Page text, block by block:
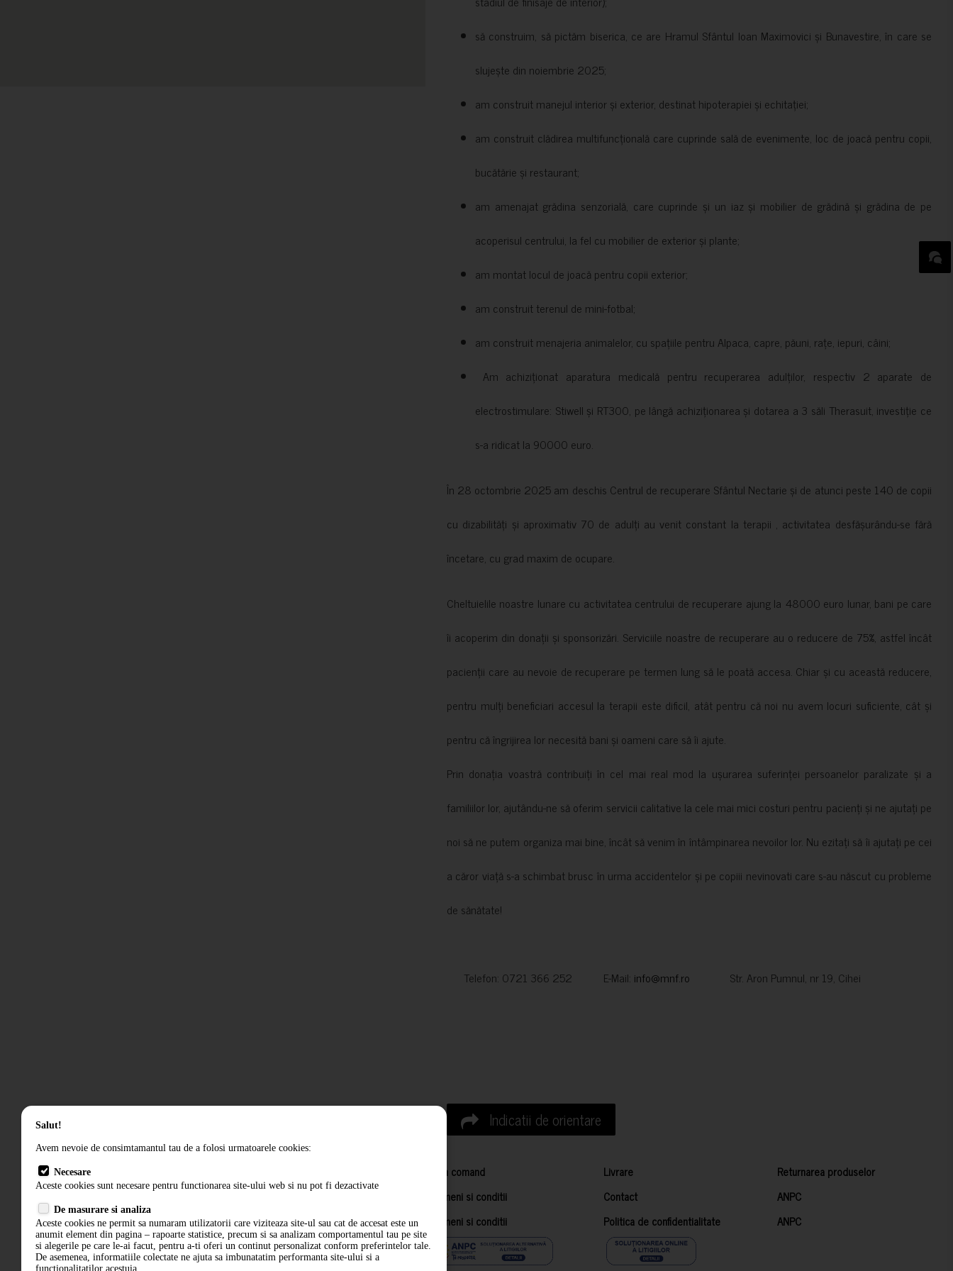
să construim, să pictăm biserica, ce are Hramul Sfântul Ioan Maximovici și Bunavestire, în care se
slujește din noiembrie 2025;
am construit manejul interior și exterior, destinat hipoterapiei și echitației;
am construit clădirea multifuncțională care cuprinde sală de evenimente, loc de joacă pentru copii,
bucătărie și restaurant;
am amenajat grădina senzorială, care cuprinde și un iaz și mobilier de grădină și grădina de pe
acoperisul centrului, la fel cu mobilier de exterior și plante;
am montat locul de joacă pentru copii exterior;
am construit terenul de mini-fotbal;
am construit menajeria animalelor, cu spațiile pentru Alpaca, capre, păuni, rațe, iepuri, câini;
Am achiziționat aparatura medicală pentru recuperarea adulților, respectiv 2 aparate de
electrostimulare: Stiwell și RT300, pe lângă achiziționarea și dotarea a 3 săli Therasuit, investiție ce
s-a ridicat la 90000 euro.
În 28 octombrie 2025 am deschis Centrul de recuperare Sfântul Nectarie și de atunci peste 140 de copii
cu dizabilități și aproximativ 70 de adulți au venit constant la terapii , activitatea desfășurându-se fără
încetare, cu grad maxim de ocupare.
Cheltuielile noastre lunare cu activitatea centrului de recuperare ajung la 48000 euro lunar, bani pe care
îi acoperim din donații și sponsorizări. Serviciile noastre de recuperare au o reducere de 75%, astfel încât
pacienții care au nevoie de recuperare pe termen lung să le poată accesa. Chiar și cu această reducere,
pentru mulți beneficiari accesul la terapii este dificil, atât pentru că noi nu avem locuri suficiente, cât și
pentru că îngrijirea lor necesită bani și oameni care să îi ajute.
Prin donația voastră contribuiți în cel mai real mod la ușurarea suferinței persoanelor paralizate și a
familiilor lor, ajutându-ne să oferim servicii calitative la cele mai mici costuri pentru pacienți și ne ajutați pe
noi să ne putem organiza mai bine, încât să venim în întâmpinarea nevoilor lor. Nu ezitați să îi ajutați pe cei
a căror viață s-a schimbat brusc în urma accidentelor și pe copiii nevinovati care s-au născut cu probleme
de sănătate!
Telefon: 0721 366 252 E-Mail: info@mnf.ro Str. Aron Pumnul, nr 19, Cihei
Indicatii de orientare
Cum comand Livrare
Returnarea produselor
Termeni si conditii
Contact
ANPC
Termeni si conditii
Politica de confidentialitate ANPC
Salut!
Avem nevoie de consimtamantul tau de a folosi urmatoarele cookies:
Necesare
Aceste cookies sunt necesare pentru functionarea site-ului web si nu pot fi dezactivate
De masurare si analiza
Aceste cookies ne permit sa numaram utilizatorii care viziteaza site-ul sau cat de accesat este un
anumit element din pagina – rapoarte statistice, precum si sa analizam comportamentul tau pe site
si alegerile pe care le-ai facut, pentru a-ti oferi un continut personalizat conform preferintelor tale.
De asemenea, informatiile colectate ne ajuta sa imbunatatim performanta site-ului si a
functionalitatilor acestuia.